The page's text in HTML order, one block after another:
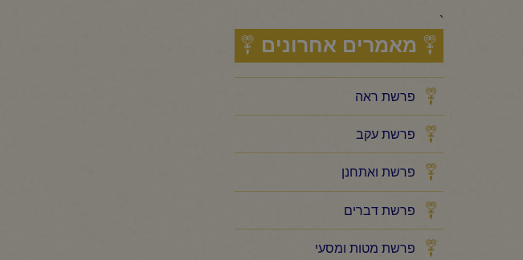
`
מאמרים אחרונים
פרשת ראה
פרשת עקב
פרשת ואתחנן
פרשת דברים
פרשת מטות ומסעי